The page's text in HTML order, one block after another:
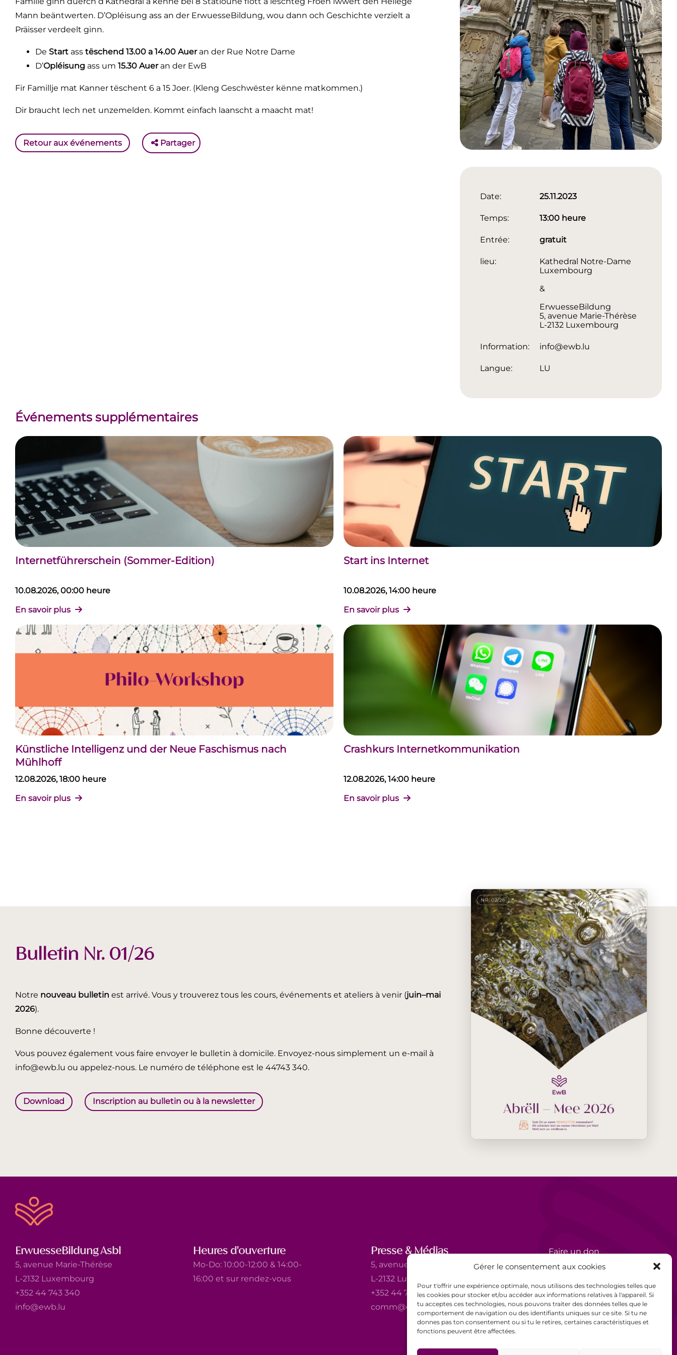
Gérer le consentement aux cookies
Pour t'offrir une expérience optimale, nous utilisons des technologies telles que
les cookies pour stocker et/ou accéder aux informations relatives à l'appareil. Si
tu acceptes ces technologies, nous pouvons traiter des données telles que le
comportement de navigation ou des identifiants uniques sur ce site. Si tu ne
donnes pas ton consentement ou si tu le retires, certaines caractéristiques et
fonctions peuvent être affectées.
Mann beäntwerten. D’Opléisung ass an der ErwuesseBildung, wou dann och Geschichte verzielt a
Präisser verdeelt ginn.
De Start ass tëschend 13.00 a 14.00 Auer an der Rue Notre Dame
D’Opléisung ass um 15.30 Auer an der EwB
Fir Famillje mat Kanner tëschent 6 a 15 Joer. (Kleng Geschwëster kënne matkommen.)
Dir braucht Iech net unzemelden. Kommt einfach laanscht a maacht mat!
Retour aux événements Partager
Date: 25.11.2023
Temps: 13:00 heure
Entrée: gratuit
lieu:
Kathedral Notre-Dame
Luxembourg
&
ErwuesseBildung
5, avenue Marie-Thérèse
L-2132 Luxembourg
Information: info@ewb.lu
Langue: LU
Événements supplémentaires
Internetführerschein (Sommer-Edition)
10.08.2026, 00:00 heure
En savoir plus
Start ins Internet
10.08.2026, 14:00 heure
En savoir plus
Künstliche Intelligenz und der Neue Faschismus nach
Mühlhoff
12.08.2026, 18:00 heure
En savoir plus
Crashkurs Internetkommunikation
12.08.2026, 14:00 heure
En savoir plus
Bulletin Nr. 01/26
Notre nouveau bulletin est arrivé. Vous y trouverez tous les cours, événements et ateliers à venir (juin–mai
2026).
Bonne découverte !
Vous pouvez également vous faire envoyer le bulletin à domicile. Envoyez-nous simplement un e-mail à
info@ewb.lu ou appelez-nous. Le numéro de téléphone est le 44743 340.
Download Inscription au bulletin ou à la newsletter
ErwuesseBildung Asbl
5, avenue Marie-Thérèse
L-2132 Luxembourg
+352 44 743 340
info@ewb.lu
Heures d'ouverture
Mo-Do: 10:00-12:00 & 14:00-
16:00 et sur rendez-vous
Presse & Médias
5, avenue Marie-Thérèse
L-2132 Luxembourg
+352 44 743 340
comm@ewb.lu
Faire un don
Bénévolat
Mentions légales
Conditions générales de